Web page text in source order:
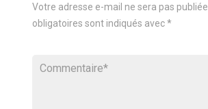
Votre adresse e-mail ne sera pas publiée.
obligatoires sont indiqués avec*